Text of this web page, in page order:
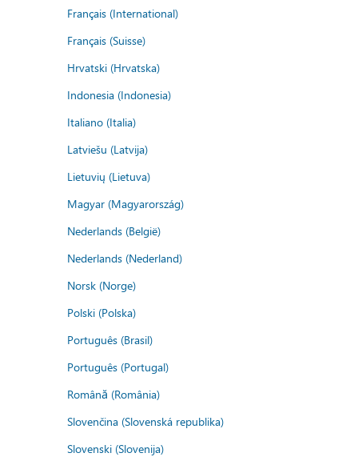
Français (International)
Français (Suisse)
Hrvatski (Hrvatska)
Indonesia (Indonesia)
Italiano (Italia)
Latviešu (Latvija)
Lietuvių (Lietuva)
Magyar (Magyarország)
Nederlands (België)
Nederlands (Nederland)
Norsk (Norge)
Polski (Polska)
Português (Brasil)
Português (Portugal)
Română (România)
Slovenčina (Slovenská republika)
Slovenski (Slovenija)